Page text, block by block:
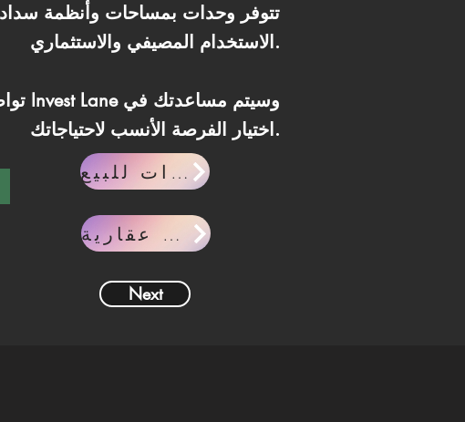
تتوفر وحدات بمساحات وأنظمة
الاستخدام المصيفي والاستثماري.
اختيار الفرصة الأنسب لاحتياجاتك.
وحدات للبيع
مقالات عقارية
Next